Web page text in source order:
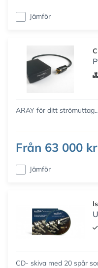
Jämför
ARAY för ditt
Från 63 000 kr
Jämför
CD- skiva med 20 spår